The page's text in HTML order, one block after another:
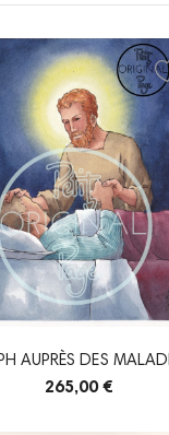
AUPRÈS DES
ORIGINAL
265,00 €